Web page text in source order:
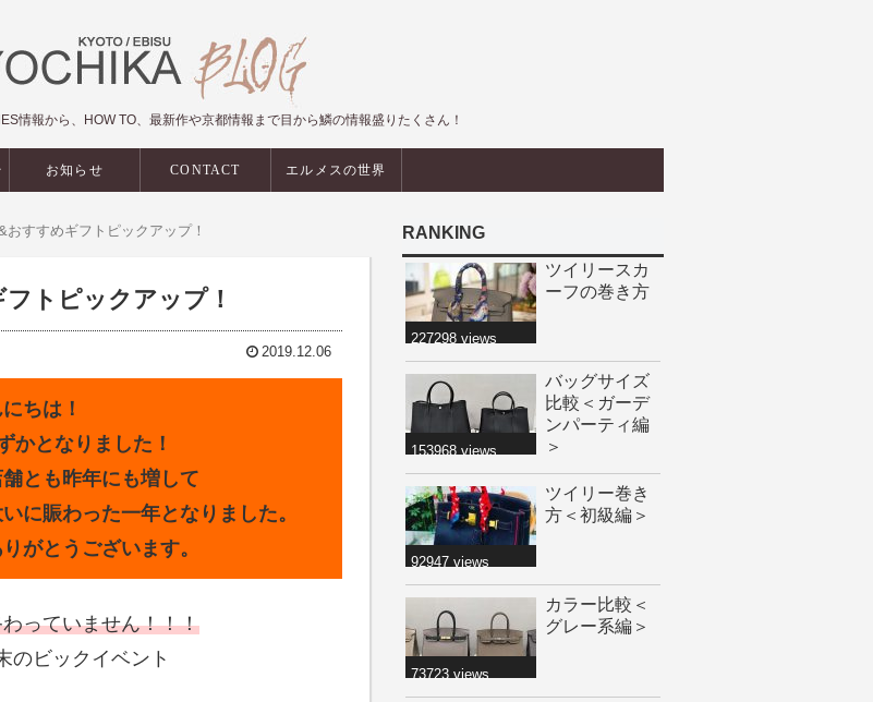
情報から、HOW TO、最新作や京都情報まで目から鱗の情報盛りたくさん！
お知らせ CONTACT エルメスの世界
すすめギフトピックアップ！
トピックアップ！
2019.12.06
ちは！
かとなりました！
とも昨年にも増して
に賑わった一年となりました。
がとうございます。
っていません！！！
のビックイベント
RANKING
ツイリースカ
ーフの巻き方
227298 views
バッグサイズ
比較＜ガーデ
ンパーティ編
＞
153968 views
ツイリー巻き
方＜初級編＞
92947 views
カラー比較＜
グレー系編＞
73723 views